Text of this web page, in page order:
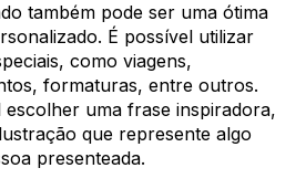
também pode ser uma ótima
É possível utilizar
como viagens,
formaturas, entre outros.
escolher uma frase inspiradora,
que represente algo
presenteada.